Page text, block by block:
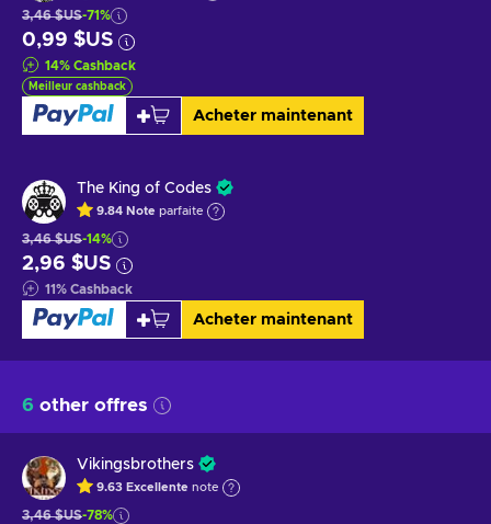
3,46 $US-71%
0,99 $US
14% Cashback
Meilleur cashback
Acheter maintenant
The King of Codes
9.84 Note parfaite
3,46 $US-14%
2,96 $US
11% Cashback
Acheter maintenant
6 other offres
Vikingsbrothers
9.63 Excellente note
3,46 $US-78%